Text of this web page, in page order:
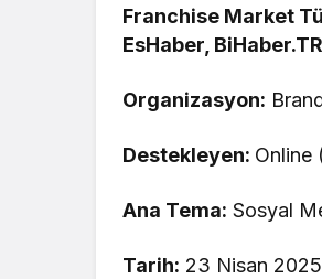
Franchise Market
EsHaber,
Organizasyon:
Destekleyen: Online
Ana Tema: Sosyal
Tarih: 23 Nisan